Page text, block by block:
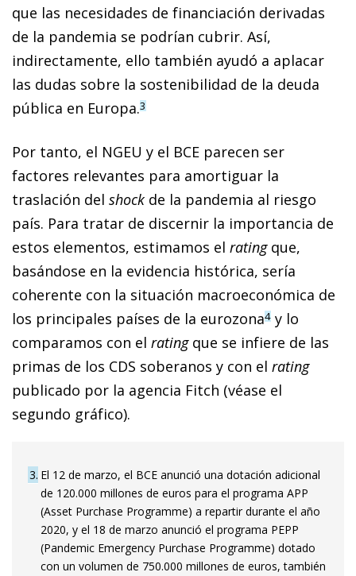
que las necesidades de financiación derivadas
de la pandemia se podrían cubrir. Así,
indirectamente, ello también ayudó a aplacar
las dudas sobre la sostenibilidad de la deuda
pú­­blica en Europa.3
Por tanto, el NGEU y el BCE parecen ser
factores relevantes para amortiguar la
traslación del shock de la pandemia al riesgo
país. Para tratar de discernir la importancia de
estos elementos, estimamos el rating que,
basándose en la evidencia histórica, sería
coherente con la situación macroeconómica de
los principales países de la eurozona4 y lo
comparamos con el rating que se infiere de las
primas de los CDS soberanos y con el rating
publicado por la agencia Fitch (véase el
segundo gráfico).
3 El 12 de marzo, el BCE anunció una dotación adicional
de 120.000 millones de euros para el programa APP
(Asset Purchase Programme) a repartir durante el año
2020, y el 18 de marzo anunció el programa PEPP
(Pandemic Emergency Purchase Programme) dotado
con un volumen de 750.000 millones de euros, también